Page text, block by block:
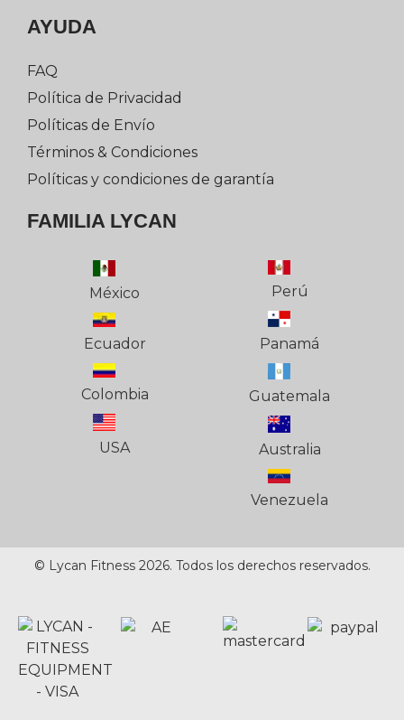
AYUDA
FAQ
Política de Privacidad
Políticas de Envío
Términos & Condiciones
Políticas y condiciones de garantía
FAMILIA LYCAN
México
Ecuador
Colombia
USA
Perú
Panamá
Guatemala
Australia
Venezuela
© Lycan Fitness 2026. Todos los derechos reservados.